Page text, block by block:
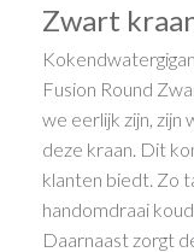
Zwart
Fusion Round
we eerlijk zijn, zijn
deze kraan. Dit
klanten biedt. Zo
handomdraai
Daarnaast zorgt